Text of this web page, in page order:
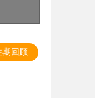
期回顾